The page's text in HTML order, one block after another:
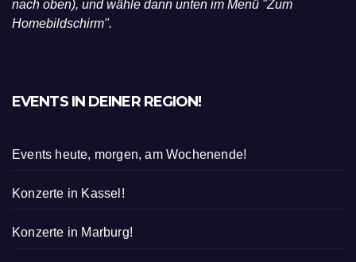
nach oben), und wähle dann unten im Menü "Zum
Homebildschirm".
EVENTS IN DEINER REGION!
Events heute, morgen, am Wochenende!
Konzerte in Kassel!
Konzerte in Marburg!